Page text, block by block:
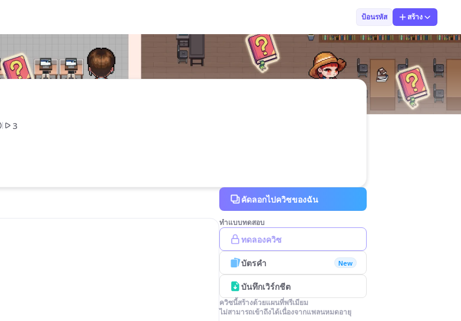
ป้อนรหัส สร้าง
3
คัดลอกไปควิซของฉัน
ทำแบบทดสอบ
ทดลองควิซ
บัตรคำ New
บันทึกเวิร์กชีต
ควิซนี้สร้างด้วยแผนที่พรีเมียม
ไม่สามารถเข้าถึงได้เนื่องจากแพลนหมดอายุ